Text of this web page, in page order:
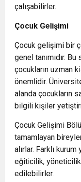
çalışabilirler.
Çocuk Gelişimi
Çocuk gelişimi bir
genel tanımıdır.
çocukların uzman
önemlidir.
alanda çocukların
bilgili kişiler
Çocuk Gelişimi
tamamlayan
alırlar. Farklı
eğiticilik,
edilebilirler.